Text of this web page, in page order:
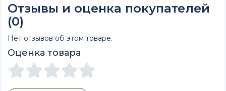
Отзывы и оценка покупателей
(0)
Нет отзывов об этом товаре.
Оценка товара